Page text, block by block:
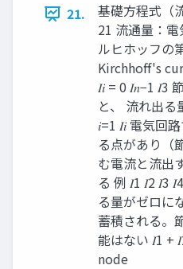
21.
基礎方程式（
21 流通量：
ルヒホッフの
Kirchhoff's
𝐼𝑖 = 0 𝐼𝑛−1 𝐼3
と、 流れ出
𝑖=1 𝐼𝑖 電気回
る点があり（
む電流と流出
る 例 𝐼1 𝐼2 𝐼3
る量がゼロに
蓄積される。
能はない 𝐼1 +
node